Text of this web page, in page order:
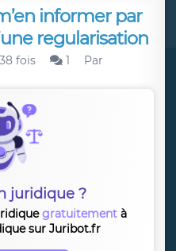
informer par
regularisation
fois 1
Par
juridique ?
gratuitement à
sur Juribot.fr